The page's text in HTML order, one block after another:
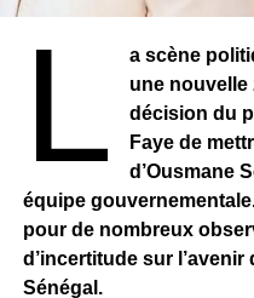
L
a scène
une nouvelle
décision du
Faye de
d’Ousmane
équipe
pour de nombreux
d’incertitude sur
Sénégal.